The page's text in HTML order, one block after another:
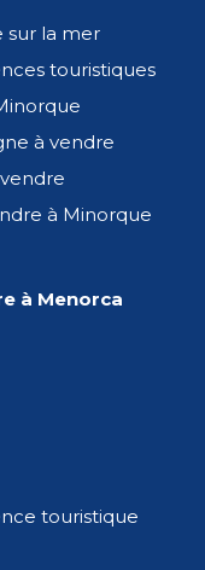
Santa Ana
sur la mer
touristiques
à vendre
à Minorque
à Menorca
touristique